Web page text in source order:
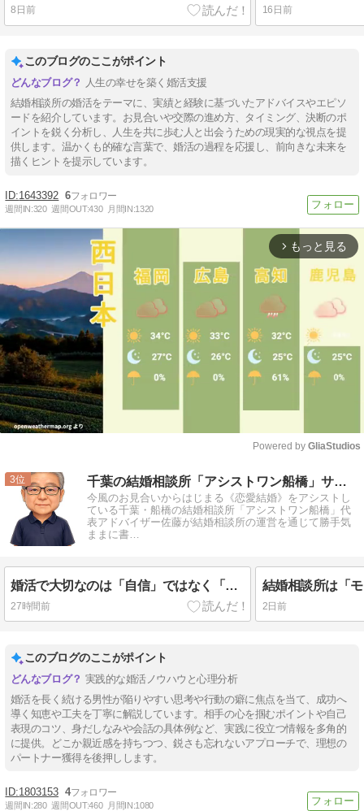
8日前 16日前
このブログのここがポイント
人生の幸せを築く婚活支援
結婚相談所の婚活をテーマに、実績と経験に基づいたアドバイスやエピソ
ードを紹介しています。お見合いや交際の進め方、タイミング、決断のポ
イントを鋭く分析し、人生を共に歩む人と出会うための現実的な視点を提
供します。温かくも的確な言葉で、婚活の過程を応援し、前向きな未来を
描くヒントを提示しています。
1643392 6
週間IN:320 週間OUT:430 月間IN:1320
arrow_forward_ios もっと見る
Mute
Powered by GliaStudios
3 千葉の結婚相談所「アシストワン船橋」サトウから！
今風のお見合いからはじまる《恋愛結婚》をアシストし
ている千葉・船橋の結婚相談所「アシストワン船橋」代
表アドバイザー佐藤が結婚相談所の運営を通じて勝手気
ままに書…
婚活で大切なのは「自信」ではなく「安心感」《婚活男性の成長戦略シリーズ⑯》
27時間前 2日前
このブログのここがポイント
実践的な婚活ノウハウと心理分析
婚活を長く続ける男性が陥りやすい思考や行動の癖に焦点を当て、成功へ
導く知恵や工夫を丁寧に解説しています。相手の心を掴むポイントや自己
表現のコツ、身だしなみや会話の具体例など、実践に役立つ情報を多角的
に提供。どこか親近感を持ちつつ、鋭さも忘れないアプローチで、理想の
パートナー獲得を後押しします。
1803153 4
週間IN:280 週間OUT:460 月間IN:1080